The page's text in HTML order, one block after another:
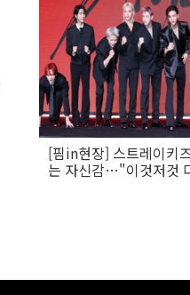
[핌in현장] 스트레이키
는 자신감…"이것저것